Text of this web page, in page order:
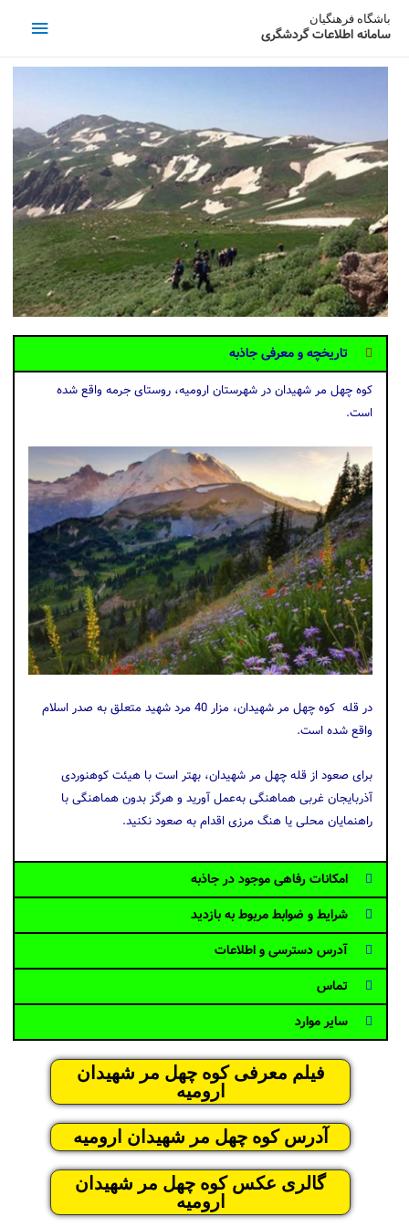
باشگاه فرهنگیان
سامانه اطلاعات گردشگری
تاریخچه و معرفی جاذبه
کوه چهل مر شهيدان در شهرستان ارومیه، روستای جرمه واقع شده
است.
در قله کوه چهل مر شهیدان، مزار 40 مرد شهید متعلق به صدر اسلام
واقع شده‌ است.
برای صعود از قله چهل مر شهیدان، بهتر است با هیئت کوهنوردی
آذربایجان غربی هماهنگی به‌عمل آورید و هرگز بدون هماهنگی با
راهنمایان محلی یا هنگ مرزی اقدام به صعود نکنید.
امکانات رفاهی موجود در جاذبه
شرایط و ضوابط مربوط به بازدید
آدرس دسترسی و اطلاعات
تماس
سایر موارد
فیلم معرفی کوه چهل مر شهیدان
ارومیه
آدرس کوه چهل مر شهیدان ارومیه
گالری عکس کوه چهل مر شهیدان
ارومیه